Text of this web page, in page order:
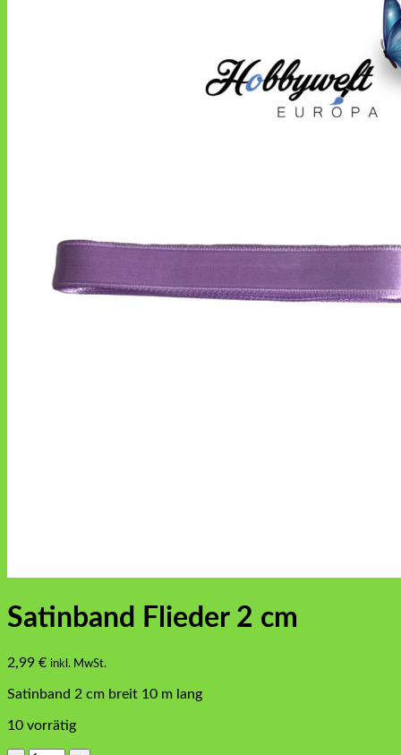
Satinband Flieder 2 cm
2,99 € inkl. MwSt.
Satinband 2 cm breit 10 m lang
10 vorrätig